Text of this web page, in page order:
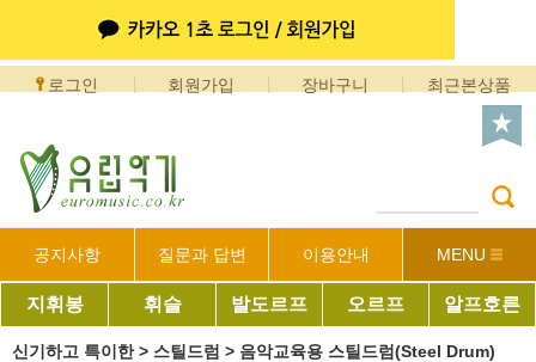
로그인 회원가입 장바구니 최근본상품
공지사항 질문과 답변 이용안내 MENU
지휘봉 휘슬 발도르프 오르프 알프호른
신기하고 특이한> 스틸드럼 > 음악교육용 스틸드럼(Steel Drum)